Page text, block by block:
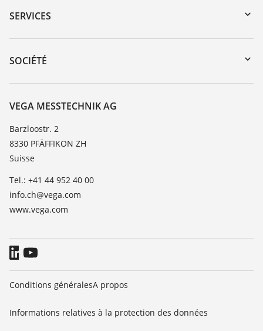
Recherche par numéro de série
DTM Collection/PACTware
SERVICES
Retour d'appareil
Formations
Liste de compatibilité chimique
TeamViewer
SOCIÉTÉ
À propos de VEGA
Contact
News
Presse
Blog
VEGA MESSTECHNIK AG
Barzloostr. 2
8330 PFÄFFIKON ZH
Suisse
Tel.: +41 44 952 40 00
info.ch@vega.com
www.vega.com
Conditions généralesA propos
Informations relatives à la protection des données